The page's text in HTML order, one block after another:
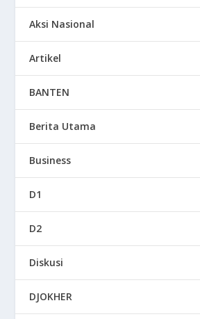
Aksi Nasional
Artikel
BANTEN
Berita Utama
Business
D1
D2
Diskusi
DJOKHER